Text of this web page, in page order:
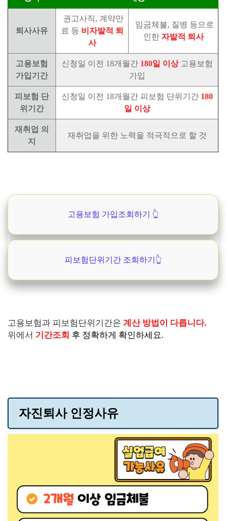
퇴사사유
권고사직, 계약만
료 등 비자발적 퇴
사
임금체불, 질병 등으로
인한 자발적 퇴사
고용보험
가입기간
신청일 이전 18개월간 180일 이상고용보험
가입
피보험 단
위기간
신청일 이전 18개월간 피보험 단위기간 180
일 이상
재취업 의
지
재취업을 위한 노력을 적극적으로 할 것
고용보험 가입조회하기 👆
피보험단위기간 조회하기👆
고용보험과 피보험단위기간은 계산 방법이 다릅니다.
위에서 기간조회 후 정확하게 확인하세요.
자진퇴사 인정사유